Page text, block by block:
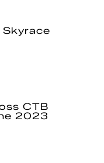
Skyrace
CTB
2023